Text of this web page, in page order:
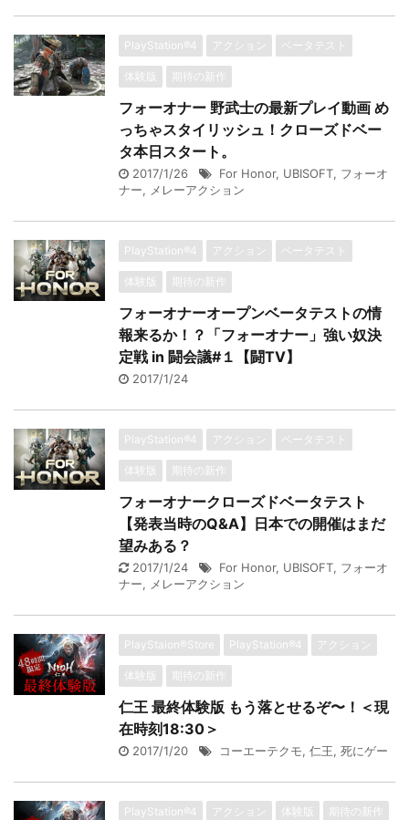
PlayStation®4 アクション ベータテスト
体験版 期待の新作
フォーオナー 野武士の最新プレイ動画 め
っちゃスタイリッシュ！クローズドベー
タ本日スタート。
2017/1/26 For Honor, UBISOFT, フォーオ
ナー, メレーアクション
PlayStation®4 アクション ベータテスト
体験版 期待の新作
フォーオナーオープンベータテストの情
報来るか！？「フォーオナー」強い奴決
定戦 in 闘会議#１【闘TV】
2017/1/24
PlayStation®4 アクション ベータテスト
体験版 期待の新作
フォーオナークローズドベータテスト
【発表当時のQ&A】日本での開催はまだ
望みある？
2017/1/24 For Honor, UBISOFT, フォーオ
ナー, メレーアクション
PlayStaion®Store PlayStation®4 アクション
体験版 期待の新作
仁王 最終体験版 もう落とせるぞ〜！＜現
在時刻18:30＞
2017/1/20 コーエーテクモ, 仁王, 死にゲー
PlayStation®4 アクション 体験版 期待の新作